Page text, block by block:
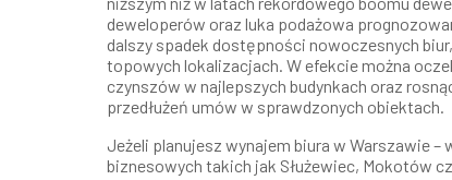
deweloperów oraz luka podażowa
dalszy spadek dostępności nowoczesnych
topowych lokalizacjach. W efekcie można
czynszów w najlepszych budynkach oraz
przedłużeń umów w sprawdzonych obiektach.
Jeżeli planujesz wynajem biura w Warszawie
biznesowych takich jak Służewiec, Mokotów